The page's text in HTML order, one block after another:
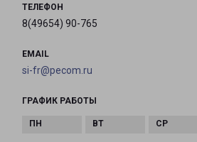
ТЕЛЕФОН
8(49654) 90-765
EMAIL
si-fr@pecom.ru
ГРАФИК РАБОТЫ